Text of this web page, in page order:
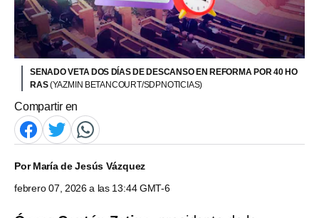
SENADO VETA DOS DÍAS DE DESCANSO EN REFORMA POR 40 HO
RAS(YAZMIN BETANCOURT/SDPNOTICIAS)
Compartir en
PorMaría de Jesús Vázquez
febrero 07, 2026 a las 13:44 GMT-6